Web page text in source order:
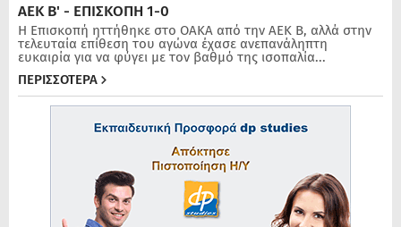
ΑΕΚ Β' - ΕΠΙΣΚΟΠΗ 1-0
Η Επισκοπή ηττήθηκε στο ΟΑΚΑ από την ΑΕΚ Β, αλλά στην
τελευταία επίθεση του αγώνα έχασε ανεπανάληπτη
ευκαιρία για να φύγει με τον βαθμό της ισοπαλία...
ΠΕΡΙΣΣΟΤΕΡΑ